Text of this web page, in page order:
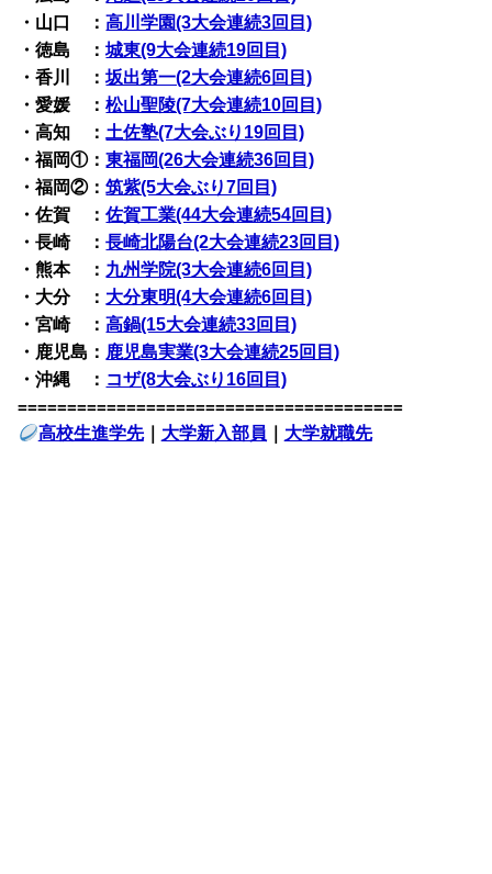
・山口 ：高川学園(3大会連続3回目)
・徳島 ：城東(9大会連続19回目)
・香川 ：坂出第一(2大会連続6回目)
・愛媛 ：松山聖陵(7大会連続10回目)
・高知 ： 土佐塾(7大会ぶり19回目)
・福岡①：東福岡(26大会連続36回目)
・福岡②：筑紫(5大会ぶり7回目)
・佐賀 ：佐賀工業(44大会連続54回目)
・長崎 ：長崎北陽台(2大会連続23回目)
・熊本 ： 九州学院(3大会連続6回目)
・大分 ： 大分東明(4大会連続6回目)
・宮崎 ：高鍋(15大会連続33回目)
・鹿児島： 鹿児島実業(3大会連続25回目)
・沖縄 ： コザ(8大会ぶり16回目)
=======================================
高校生進学先｜ 大学新入部員 大学就職先